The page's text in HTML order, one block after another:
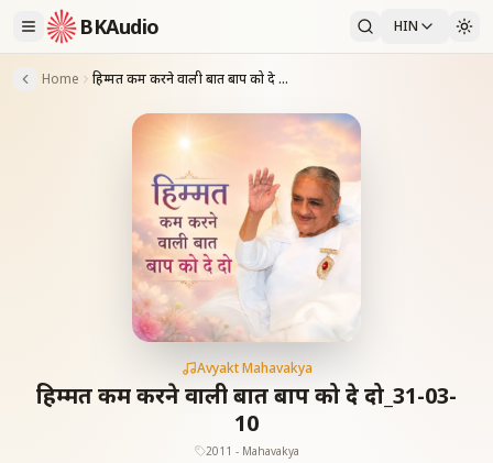
BKAudio HIN
Home हिम्मत कम करने वाली बात बाप को दे दो_31-03-10
Avyakt Mahavakya
हिम्मत कम करने वाली बात बाप को दे दो_31-03-
10
2011 - Mahavakya